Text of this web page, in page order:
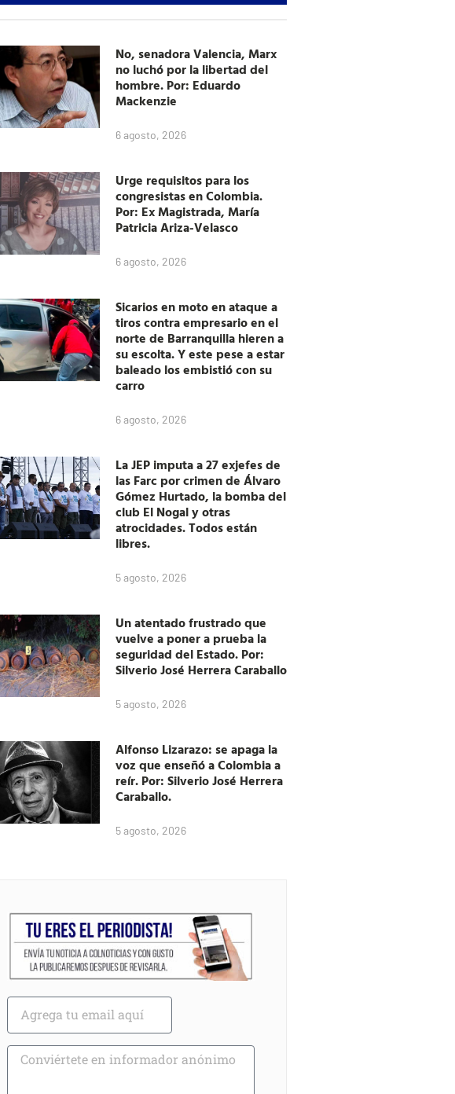
No, senadora Valencia, Marx
no luchó por la libertad del
hombre. Por: Eduardo
Mackenzie
6 agosto, 2026
Urge requisitos para los
congresistas en Colombia.
Por: Ex Magistrada, María
Patricia Ariza-Velasco
6 agosto, 2026
Sicarios en moto en ataque a
tiros contra empresario en el
norte de Barranquilla hieren a
su escolta. Y este pese a estar
baleado los embistió con su
carro
6 agosto, 2026
La JEP imputa a 27 exjefes de
las Farc por crimen de Álvaro
Gómez Hurtado, la bomba del
club El Nogal y otras
atrocidades. Todos están
libres.
5 agosto, 2026
Un atentado frustrado que
vuelve a poner a prueba la
seguridad del Estado. Por:
Silverio José Herrera Caraballo
5 agosto, 2026
Alfonso Lizarazo: se apaga la
voz que enseñó a Colombia a
reír. Por: Silverio José Herrera
Caraballo.
5 agosto, 2026